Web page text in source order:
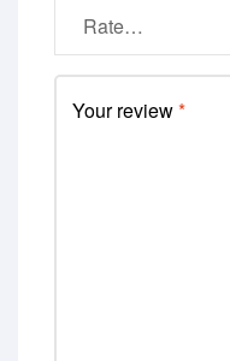
Your review*